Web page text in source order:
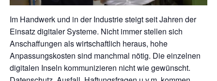
Im Handwerk und in der Industrie steigt seit Jahren der
Einsatz digitaler Systeme. Nicht immer stellen sich
Anschaffungen als wirtschaftlich heraus, hohe
Anpassungskosten sind manchmal nötig. Die einzelnen
digitalen Inseln kommunizieren nicht wie gewünscht.